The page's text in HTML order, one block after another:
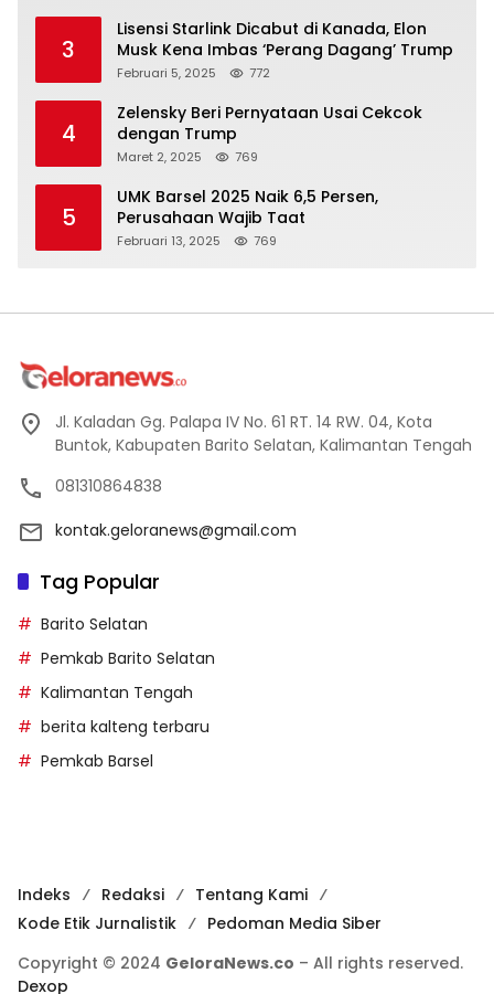
3
Lisensi Starlink Dicabut di Kanada, Elon
Musk Kena Imbas ‘Perang Dagang’ Trump
Februari 5, 2025 772
4
Zelensky Beri Pernyataan Usai Cekcok
dengan Trump
Maret 2, 2025 769
5
UMK Barsel 2025 Naik 6,5 Persen,
Perusahaan Wajib Taat
Februari 13, 2025 769
Jl. Kaladan Gg. Palapa IV No. 61 RT. 14 RW. 04, Kota
Buntok, Kabupaten Barito Selatan, Kalimantan Tengah
081310864838
kontak.geloranews@gmail.com
Tag Popular
Barito Selatan
Pemkab Barito Selatan
Kalimantan Tengah
berita kalteng terbaru
Pemkab Barsel
Indeks Redaksi
Tentang Kami
Kode Etik Jurnalistik
Pedoman Media Siber
Copyright © 2024 GeloraNews.co – All rights reserved.
Dexop